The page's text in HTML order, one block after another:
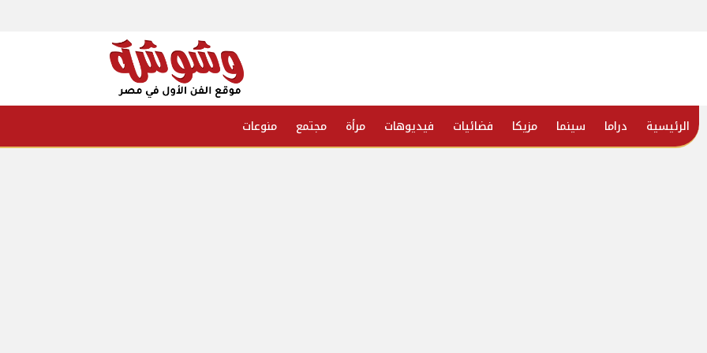
الرئيسية دراما سينما مزيكا فضائيات فيديوهات مرأة مجتمع منوعات